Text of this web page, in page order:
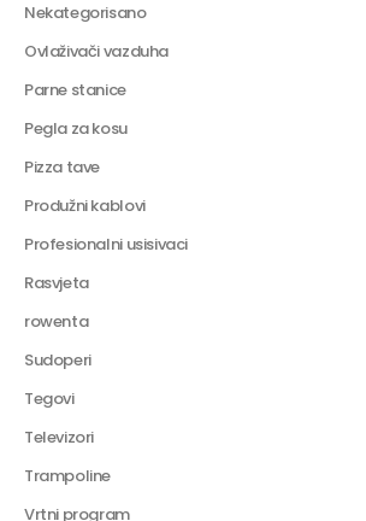
Nekategorisano
Ovlaživači vazduha
Parne stanice
Pegla za kosu
Pizza tave
Produžni kablovi
Profesionalni usisivaci
Rasvjeta
rowenta
Sudoperi
Tegovi
Televizori
Trampoline
Vrtni program